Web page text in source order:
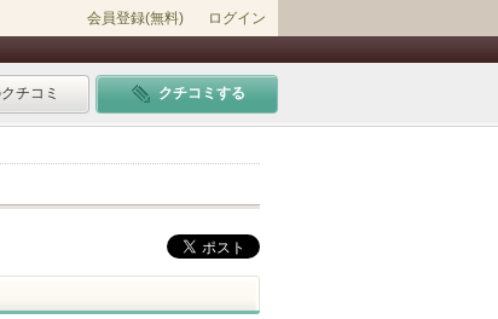
会員登録(無料) ログイン
チコミ クチコミする